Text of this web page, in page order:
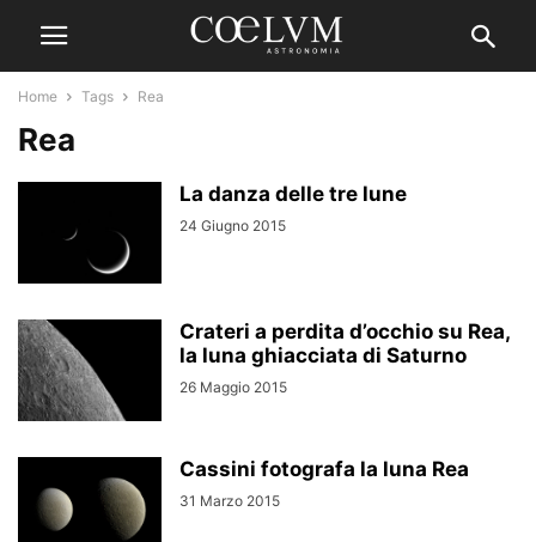
Home Tags Rea
Rea
La danza delle tre lune
24 Giugno 2015
Crateri a perdita d’occhio su Rea,
la luna ghiacciata di Saturno
26 Maggio 2015
Cassini fotografa la luna Rea
31 Marzo 2015